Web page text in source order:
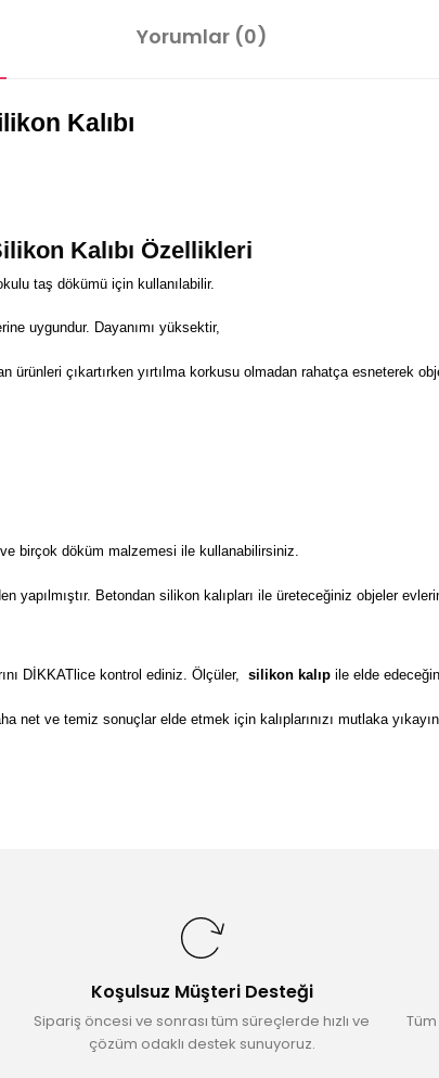
Yorumlar (0)
Kalıbı
Kalıbı Özellikleri
taş dökümü için kullanılabilir.
uygundur. Dayanımı yüksektir,
ürünleri çıkartırken yırtılma korkusu olmadan rahatça esneterek
birçok döküm malzemesi ile kullanabilirsiniz.
yapılmıştır. Betondan silikon kalıpları ile üreteceğiniz objeler
DİKKATlice kontrol ediniz. Ölçüler, silikon kalıp ile elde
net ve temiz sonuçlar elde etmek için kalıplarınızı mutlaka
Koşulsuz Müşteri Desteği
Sipariş öncesi ve sonrası tüm süreçlerde hızlı ve
çözüm odaklı destek sunuyoruz.